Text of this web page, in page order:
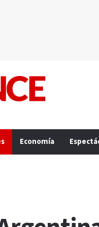
Economía